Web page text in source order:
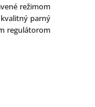
režimom
parný
regulátorom